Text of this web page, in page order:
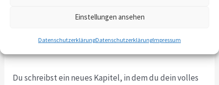
Einstellungen ansehen
DatenschutzerklärungDatenschutzerklärungImpressum
bereit bist, dich den tief verwurzelten Mustern zu
stellen, die dein Leben beeinflussen, öffnest du die
Du schreibst ein neues Kapitel, in dem du dein volles